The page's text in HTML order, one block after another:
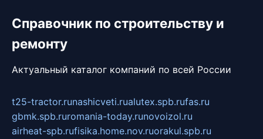
Справочник по строительству и
ремонту
Актуальный каталог компаний по всей России
t25-tractor.runashicveti.rualutex.spb.rufas.ru
gbmk.spb.ruromania-today.runovoizol.ru
airheat-spb.rufisika.home.nov.ruorakul.spb.ru